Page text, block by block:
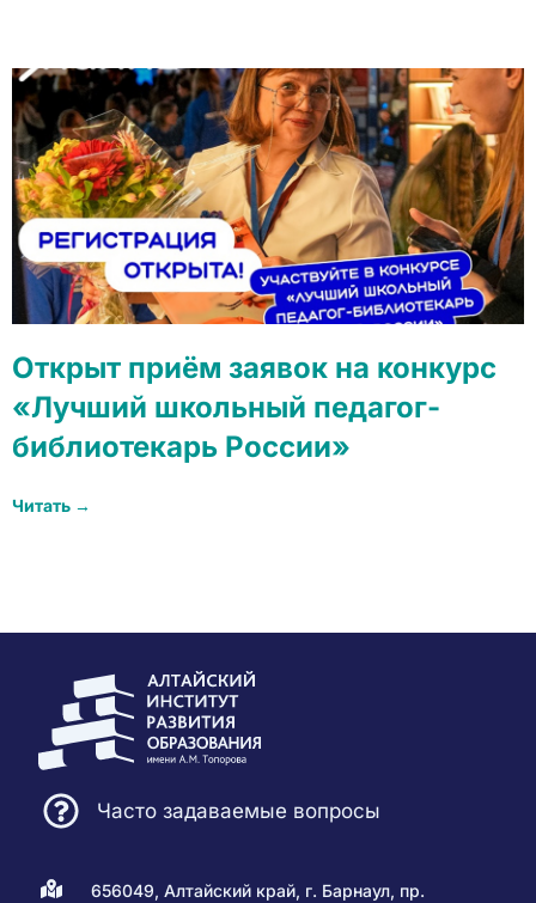
Открыт приём заявок на конкурс
«Лучший школьный педагог-
библиотекарь России»
Читать →
Часто задаваемые вопросы
656049, Алтайский край, г. Барнаул, пр.